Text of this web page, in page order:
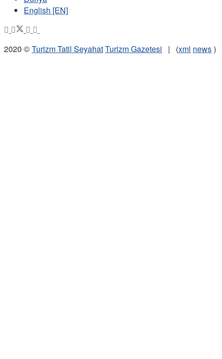
English [EN]
2020 ©Turizm Tatil SeyahatTurizm Gazetesi | (xml news)